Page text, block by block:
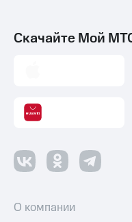
Скачайте Мой
О компании